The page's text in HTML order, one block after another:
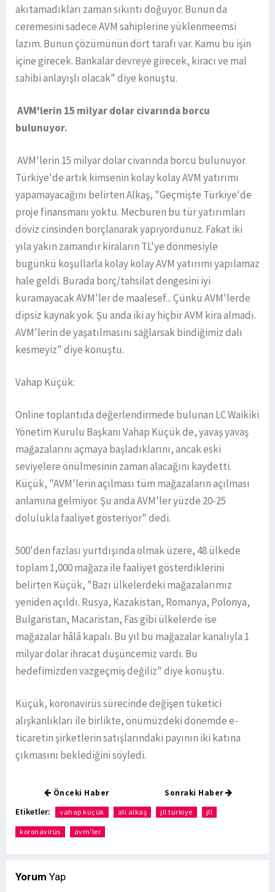
akıtamadıkları zaman sıkıntı doğuyor. Bunun da
ceremesini sadece AVM sahiplerine yüklenmeemsi
lazım. Bunun çözümünün dört tarafı var. Kamu bu işin
içine girecek. Bankalar devreye girecek, kiracı ve mal
sahibi anlayışlı olacak" diye konuştu.
AVM'lerin 15 milyar dolar civarında borcu
bulunuyor.
AVM'lerin 15 milyar dolar civarında borcu bulunuyor.
Türkiye'de artık kimsenin kolay kolay AVM yatırımı
yapamayacağını belirten Alkaş, "Geçmişte Türkiye'de
proje finansmanı yoktu. Mecburen bu tür yatırımları
döviz cinsinden borçlanarak yapıyordunuz. Fakat iki
yıla yakın zamandır kiraların TL'ye dönmesiyle
bugünkü koşullarla kolay kolay AVM yatırımı yapılamaz
hale geldi. Burada borç/tahsilat dengesini iyi
kuramayacak AVM'ler de maalesef... Çünkü AVM'lerde
dipsiz kaynak yok. Şu anda iki ay hiçbir AVM kira almadı.
AVM'lerin de yaşatılmasını sağlarsak bindiğimiz dalı
kesmeyiz" diye konuştu.
Vahap Küçük:
Online toplantıda değerlendirmede bulunan LC Waikiki
Yönetim Kurulu Başkanı Vahap Küçük de, yavaş yavaş
mağazalarını açmaya başladıklarını, ancak eski
seviyelere önülmesinin zaman alacağını kaydetti.
Küçük, "AVM'lerin açılması tüm mağazaların açılması
anlamına gelmiyor. Şu anda AVM'ler yüzde 20-25
dolulukla faaliyet gösteriyor" dedi.
500'den fazlası yurtdışında olmak üzere, 48 ülkede
toplam 1,000 mağaza ile faaliyet gösterdiklerini
belirten Küçük, "Bazı ülkelerdeki mağazalarımız
yeniden açıldı. Rusya, Kazakistan, Romanya, Polonya,
Bulgaristan, Macaristan, Fas gibi ülkelerde ise
mağazalar hâlâ kapalı. Bu yıl bu mağazalar kanalıyla 1
milyar dolar ihracat düşüncemiz vardı. Bu
hedefimizden vazgeçmiş değiliz" diye konuştu.
Küçük, koronavirüs sürecinde değişen tüketici
alışkanlıkları ile birlikte, önümüzdeki dönemde e-
ticaretin şirketlerin satışlarındaki payının iki katına
çıkmasını beklediğini söyledi.
Önceki Haber Sonraki Haber
Etiketler: vahap küçük ali alkaş jll türkiye jll
koronavirüs avm'ler
Yorum Yap